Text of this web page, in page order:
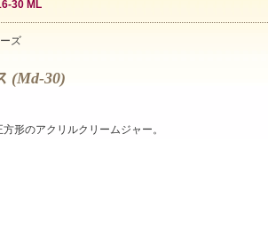
30 ML
ズ
(md-30)
形のアクリルクリームジャー。